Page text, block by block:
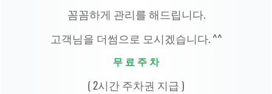
꼼꼼하게 관리를 해드립니다.
고객님을 더썸으로 모시겠습니다. ^^
무 료 주 차
( 2시간 주차권 지급 )